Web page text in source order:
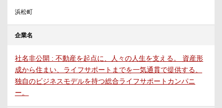
浜松町
企業名
社名非公開 : 不動産を起点に、人々の人生を支える。 資産形
成から住まい、ライフサポートまでを一気通貫で提供する、
独自のビジネスモデルを持つ総合ライフサポートカンパニ
ー。